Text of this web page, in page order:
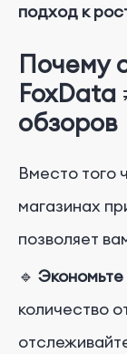
подход к
Почему
FoxData
обзоров
Вместо того
магазинах
позволяет
🔹
количество